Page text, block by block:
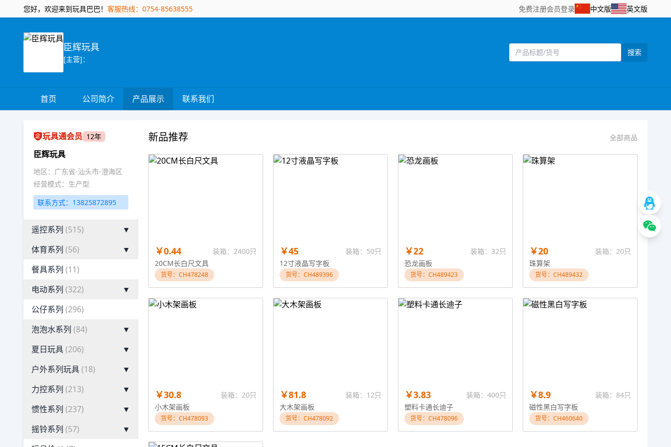
您好，欢迎来到玩具巴巴！ 客服热线：0754-85638555 免费注册会员登录 中文版 英文版
臣辉玩具
[主营]：
搜索
首页 公司简介 产品展示 联系我们
玩具通会员 12年
臣辉玩具
地区：广东省-汕头市-澄海区
经营模式：生产型
联系方式：13825872895
遥控系列 (515)
▼
体育系列 (56)
▼
餐具系列 (11)
电动系列 (322)
▼
公仔系列 (296)
泡泡水系列 (84)
▼
夏日玩具(206)
▼
户外系列玩具(18)
▼
力控系列 (213)
▼
惯性系列 (237)
▼
摇铃系列 (57)
▼
新品推荐 全部商品
￥0.44
装箱：2400只
20CM长白尺文具
货号：CH478248
￥45
装箱：50只
12寸液晶写字板
货号：CH489396
￥22
装箱：32只
恐龙画板
货号：CH489423
￥20
装箱：20只
珠算架
货号：CH489432
￥30.8
装箱：20只
小木架画板
货号：CH478093
￥81.8
装箱：12只
大木架画板
货号：CH478092
￥3.83
装箱：400只
塑料卡通长迪子
货号：CH478096
￥8.9
装箱：84只
磁性黑白写字板
货号：CH460640